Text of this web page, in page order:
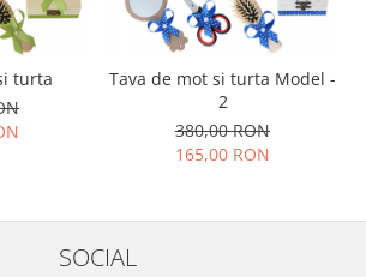
turta
Tava de mot si turta Model -
2
380,00 RON
165,00 RON
SOCIAL